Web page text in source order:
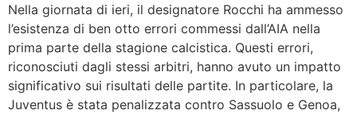
Nella giornata di ieri, il designatore Rocchi ha ammesso
l’esistenza di ben otto errori commessi dall’AIA nella
prima parte della stagione calcistica. Questi errori,
riconosciuti dagli stessi arbitri, hanno avuto un impatto
significativo sui risultati delle partite. In particolare, la
Juventus è stata penalizzata contro Sassuolo e Genoa,